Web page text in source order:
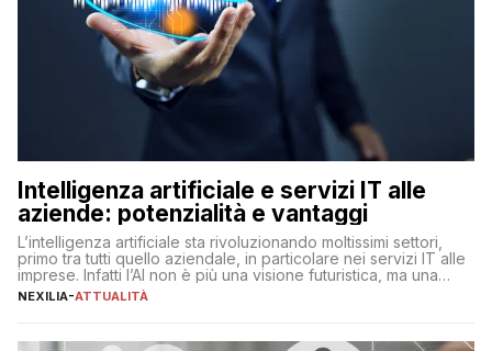
Intelligenza artificiale e servizi IT alle
aziende: potenzialità e vantaggi
L’intelligenza artificiale sta rivoluzionando moltissimi settori,
primo tra tutti quello aziendale, in particolare nei servizi IT alle
imprese. Infatti l’AI non è più una visione futuristica, ma una
realtà operativa che sta portando a un cambio significativo in
operazioni, bensì comporta […]
NEXILIA-ATTUALITÀ